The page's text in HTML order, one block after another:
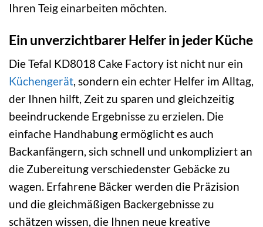
Ihren Teig einarbeiten möchten.
Ein unverzichtbarer Helfer in jeder Küche
Die Tefal KD8018 Cake Factory ist nicht nur ein
Küchengerät, sondern ein echter Helfer im Alltag,
der Ihnen hilft, Zeit zu sparen und gleichzeitig
beeindruckende Ergebnisse zu erzielen. Die
einfache Handhabung ermöglicht es auch
Backanfängern, sich schnell und unkompliziert an
die Zubereitung verschiedenster Gebäcke zu
wagen. Erfahrene Bäcker werden die Präzision
und die gleichmäßigen Backergebnisse zu
schätzen wissen, die Ihnen neue kreative